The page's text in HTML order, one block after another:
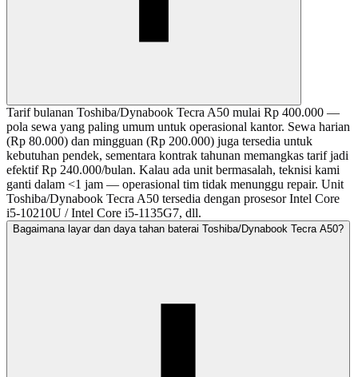
Tarif bulanan Toshiba/Dynabook Tecra A50 mulai Rp 400.000 —
pola sewa yang paling umum untuk operasional kantor. Sewa harian
(Rp 80.000) dan mingguan (Rp 200.000) juga tersedia untuk
kebutuhan pendek, sementara kontrak tahunan memangkas tarif jadi
efektif Rp 240.000/bulan. Kalau ada unit bermasalah, teknisi kami
ganti dalam <1 jam — operasional tim tidak menunggu repair. Unit
Toshiba/Dynabook Tecra A50 tersedia dengan prosesor Intel Core
i5-10210U / Intel Core i5-1135G7, dll.
Bagaimana layar dan daya tahan baterai Toshiba/Dynabook Tecra A50?